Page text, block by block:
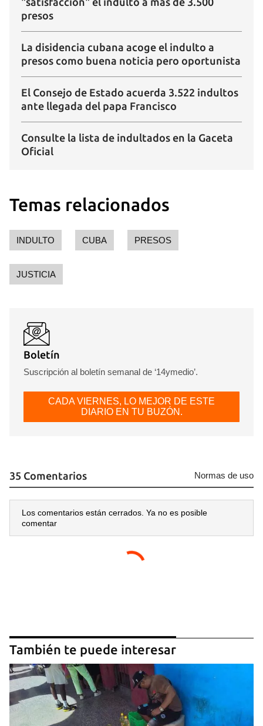
presos
La disidencia cubana acoge el indulto a
presos como buena noticia pero oportunista
El Consejo de Estado acuerda 3.522 indultos
ante llegada del papa Francisco
Consulte la lista de indultados en la Gaceta
Oficial
Temas relacionados
INDULTO CUBA PRESOS
JUSTICIA
Boletín
Suscripción al boletín semanal de ‘14ymedio’.
CADA VIERNES, LO MEJOR DE ESTE
DIARIO EN TU BUZÓN.
35 Comentarios Normas de uso
Los comentarios están cerrados. Ya no es posible
comentar
También te puede interesar